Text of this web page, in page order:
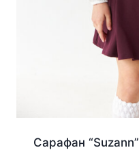
Сарафан “Suzann”